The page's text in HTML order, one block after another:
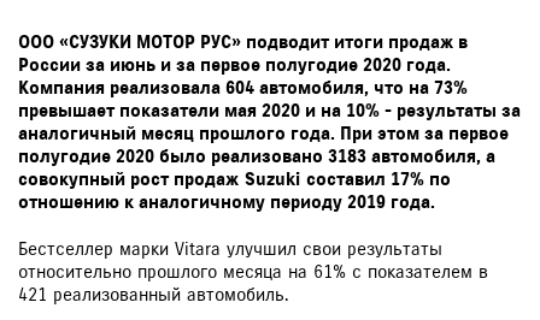
ЗАКАЗАТЬ ЗВОНОК
ООО «СУЗУКИ МОТОР РУС» подводит итоги продаж в
России за июнь и за первое полугодие 2020 года.
Компания реализовала 604 автомобиля, что на 73%
превышает показатели мая 2020 и на 10% - результаты за
аналогичный месяц прошлого года. При этом за первое
полугодие 2020 было реализовано 3183 автомобиля, а
совокупный рост продаж Suzuki составил 17% по
отношению к аналогичному периоду 2019 года.
Бестселлер марки Vitara улучшил свои результаты
относительно прошлого месяца на 61% с показателем в
421 реализованный автомобиль.